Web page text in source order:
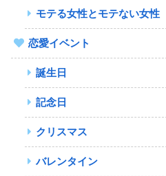
モテる女性とモテない女性
恋愛イベント
誕生日
記念日
クリスマス
バレンタイン